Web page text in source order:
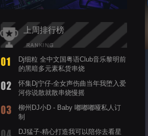
上周排行榜
Dj细粒 全中文国粤语Club音乐黎明前
的黑暗多元素私货串烧
怀集Dj宁仔-全女声伤曲当年我堕入爱
河你说散就散串烧慢摇
柳州DJ小D - Baby 嘟嘟嘟哑私人订
制
DJ猛子-精心打造我可以陪你去看星